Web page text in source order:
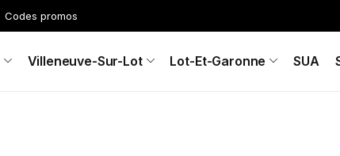
Codes promos
Villeneuve-Sur-Lot Lot-Et-Garonne SUA